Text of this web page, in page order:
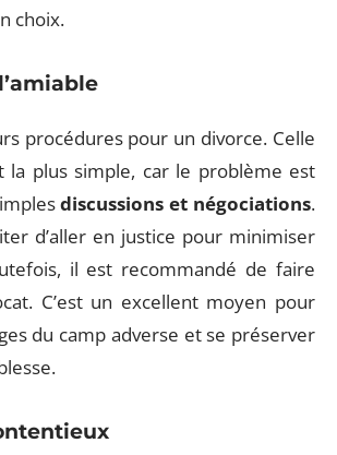
choix.
procédures pour un divorce. Celle
la plus simple, car le problème est
discussions et négociations.
d’aller en justice pour minimiser
il est recommandé de faire
C’est un excellent moyen pour
du camp adverse et se préserver